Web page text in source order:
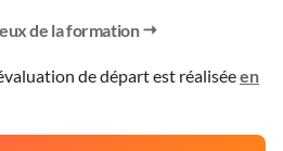
de la formation
de départ est réaliséeen